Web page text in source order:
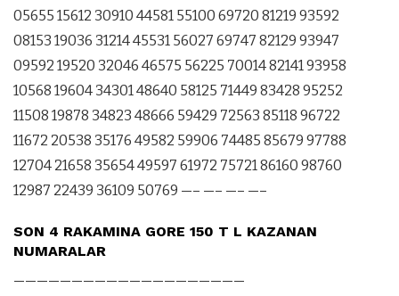
05655 15612 30910 44581 55100 69720 81219 93592
08153 19036 31214 45531 56027 69747 82129 93947
09592 19520 32046 46575 56225 70014 82141 93958
10568 19604 34301 48640 58125 71449 83428 95252
11508 19878 34823 48666 59429 72563 85118 96722
11672 20538 35176 49582 59906 74485 85679 97788
12704 21658 35654 49597 61972 75721 86160 98760
12987 22439 36109 50769 —– —– —– —–
SON 4 RAKAMINA GORE 150 T L KAZANAN
NUMARALAR
————————————————————